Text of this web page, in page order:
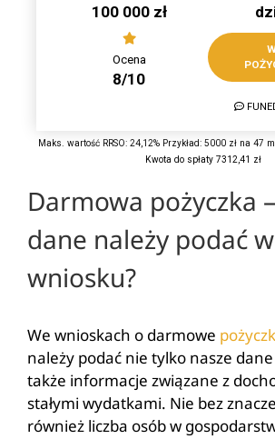
100 000 zł
Ocena
8/10
Maks. wartość RRSO: 24,12% Przykład: 5000 zł na 47
Kwota do spłaty 7312,41 zł
Darmowa pożyczka
dane należy podać
wniosku?
We wnioskach o darmowe
należy podać nie tylko nasze
także informacje związane z
stałymi wydatkami. Nie bez
również liczba osób w